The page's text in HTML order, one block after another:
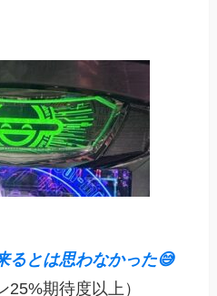
るとは思わなかった😅
25%期待度以上）